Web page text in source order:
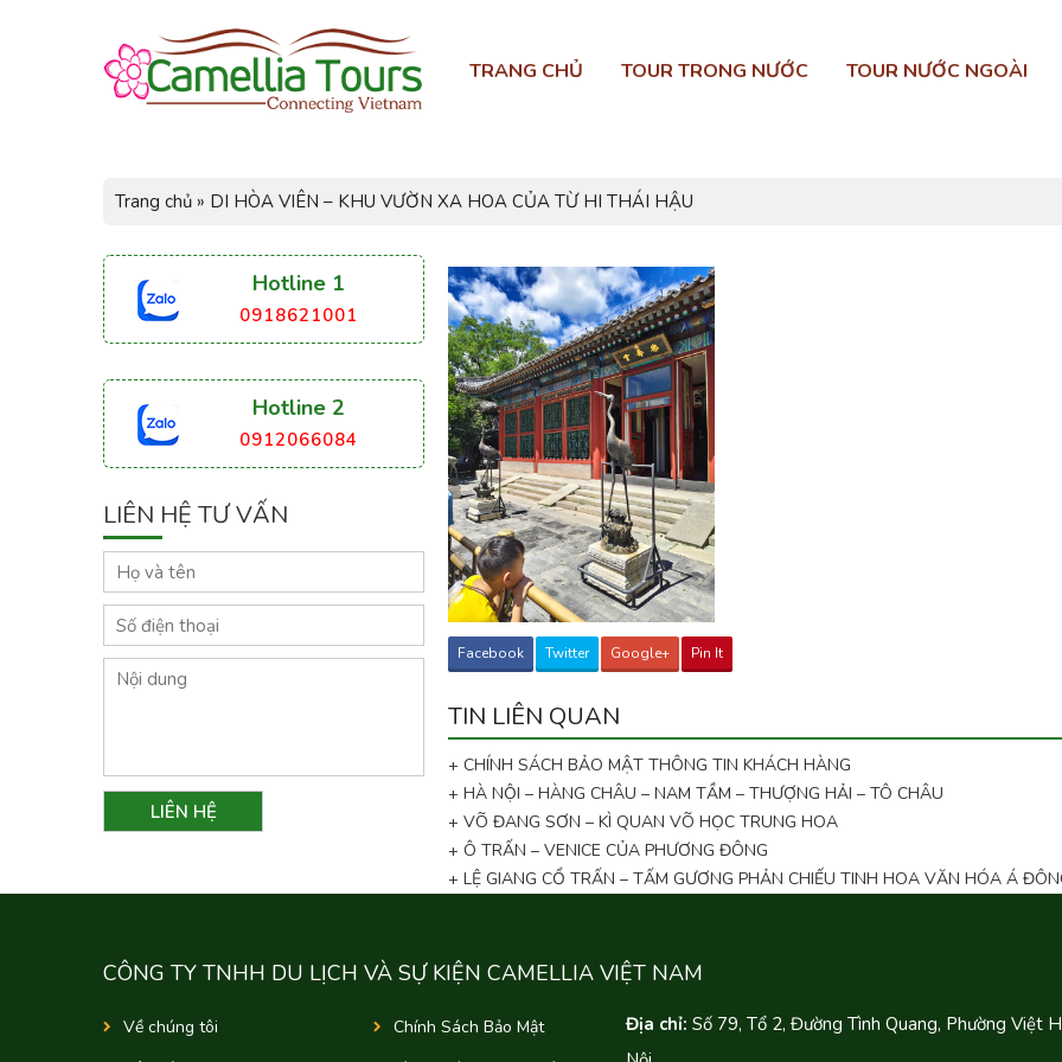
TRANG CHỦ TOUR TRONG NƯỚC TOUR NƯỚC NGOÀI
Trang chủ » DI HÒA VIÊN – KHU VƯỜN XA HOA CỦA TỪ HI THÁI HẬU
Facebook Twitter Google+ Pin It
TIN LIÊN QUAN
+ CHÍNH SÁCH BẢO MẬT THÔNG TIN KHÁCH HÀNG
+ HÀ NỘI – HÀNG CHÂU – NAM TẦM – THƯỢNG HẢI – TÔ CHÂU
+ VÕ ĐANG SƠN – KÌ QUAN VÕ HỌC TRUNG HOA
+ Ô TRẤN – VENICE CỦA PHƯƠNG ĐÔNG
+ LỆ GIANG CỔ TRẤN – TẤM GƯƠNG PHẢN CHIẾU TINH HOA VĂN HÓA Á
Hotline 1
0918621001
Hotline 2
0912066084
LIÊN HỆ TƯ VẤN
CÔNG TY TNHH DU LỊCH VÀ SỰ KIỆN CAMELLIA VIỆT NAM
Về chúng tôi
Chính Sách Bảo Mật
Địa chỉ: Số 79, Tổ 2, Đường Tình Quang, Phường Việt